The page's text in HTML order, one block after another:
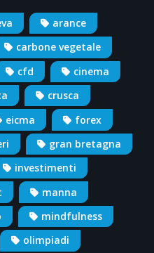
arance
carbone vegetale
cfd
cinema
crusca
eicma
forex
gran bretagna
investimenti
manna
mindfulness
olimpiadi